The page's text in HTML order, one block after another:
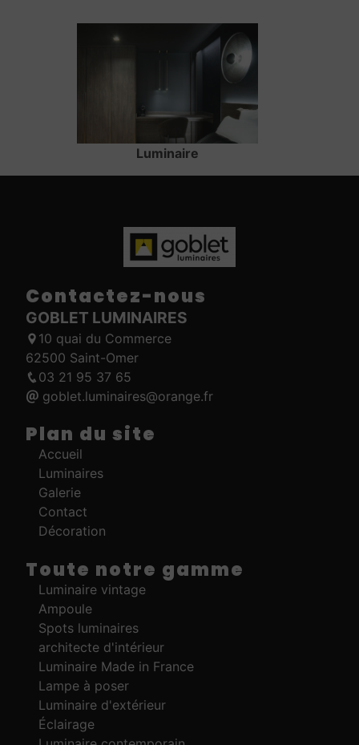
Luminaire
Contactez-nous
GOBLET LUMINAIRES
10 quai du Commerce
62500 Saint-Omer
03 21 95 37 65
goblet.luminaires@orange.fr
Plan du site
Accueil
Luminaires
Galerie
Contact
Décoration
Toute notre gamme
Luminaire vintage
Ampoule
Spots luminaires
architecte d'intérieur
Luminaire Made in France
Lampe à poser
Luminaire d'extérieur
Éclairage